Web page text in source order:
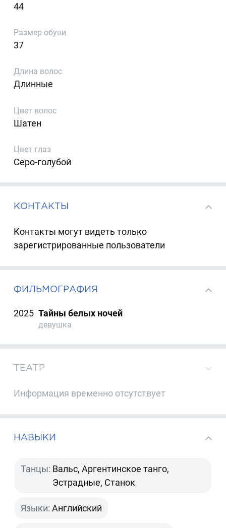
44
Размер обуви
37
Длина волос
Длинные
Цвет волос
Шатен
Цвет глаз
Серо-голубой
КОНТАКТЫ
Контакты могут видеть только
зарегистрированные пользователи
ФИЛЬМОГРАФИЯ
2025 Тайны белых ночей
девушка
ТЕАТР
Информация временно отсутствует
НАВЫКИ
Танцы: Вальс, Аргентинское танго,
Эстрадные, Станок
Языки: Английский